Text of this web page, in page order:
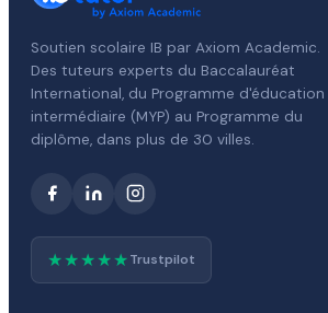
Soutien scolaire IB par Axiom Academic.
Des tuteurs experts du Baccalauréat
International, du Programme d'éducation
intermédiaire (MYP) au Programme du
diplôme, dans plus de 30 villes.
★★★★★Trustpilot